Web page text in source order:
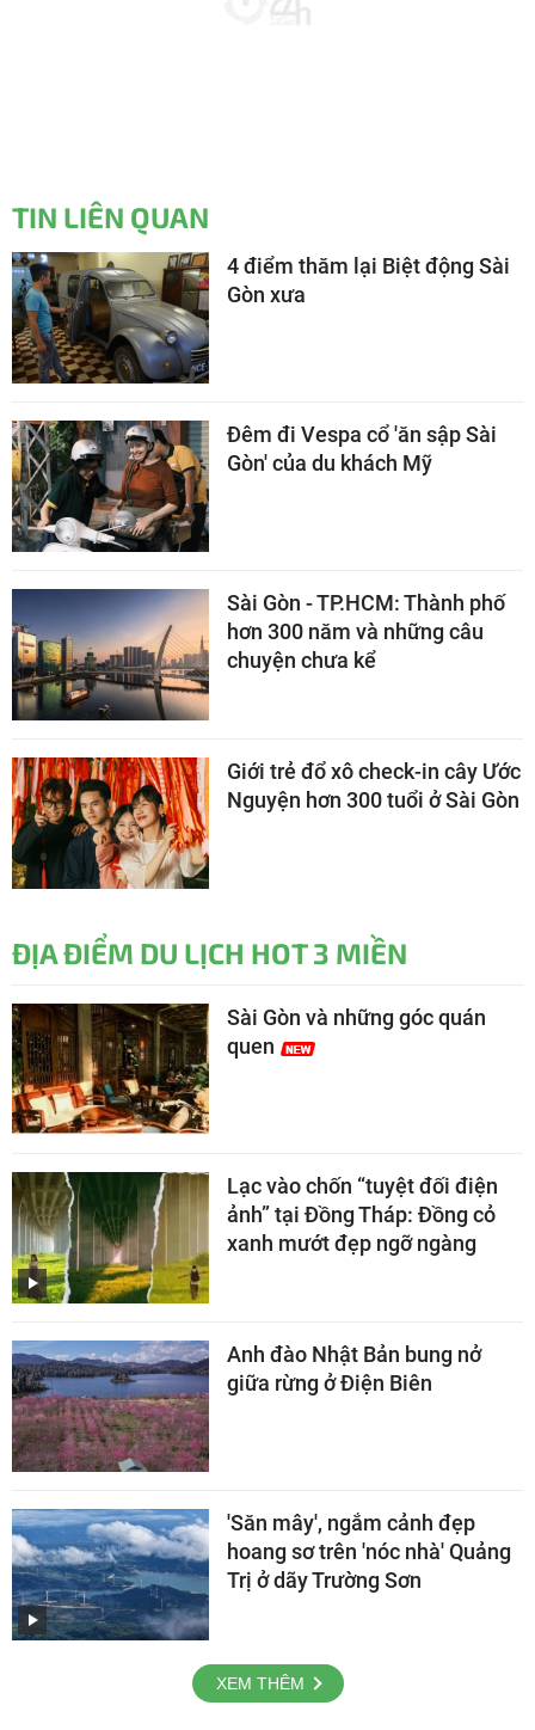
TIN LIÊN QUAN
4 điểm thăm lại Biệt động Sài
Gòn xưa
Đêm đi Vespa cổ 'ăn sập Sài
Gòn' của du khách Mỹ
Sài Gòn - TP.HCM: Thành phố
hơn 300 năm và những câu
chuyện chưa kể
Giới trẻ đổ xô check-in cây Ước
Nguyện hơn 300 tuổi ở Sài Gòn
ĐỊA ĐIỂM DU LỊCH HOT 3 MIỀN
Sài Gòn và những góc quán
quen
Lạc vào chốn “tuyệt đối điện
ảnh” tại Đồng Tháp: Đồng cỏ
xanh mướt đẹp ngỡ ngàng
Anh đào Nhật Bản bung nở
giữa rừng ở Điện Biên
'Săn mây', ngắm cảnh đẹp
hoang sơ trên 'nóc nhà' Quảng
Trị ở dãy Trường Sơn
XEM THÊM